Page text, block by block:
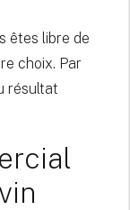
êtes libre de
choix. Par
résultat